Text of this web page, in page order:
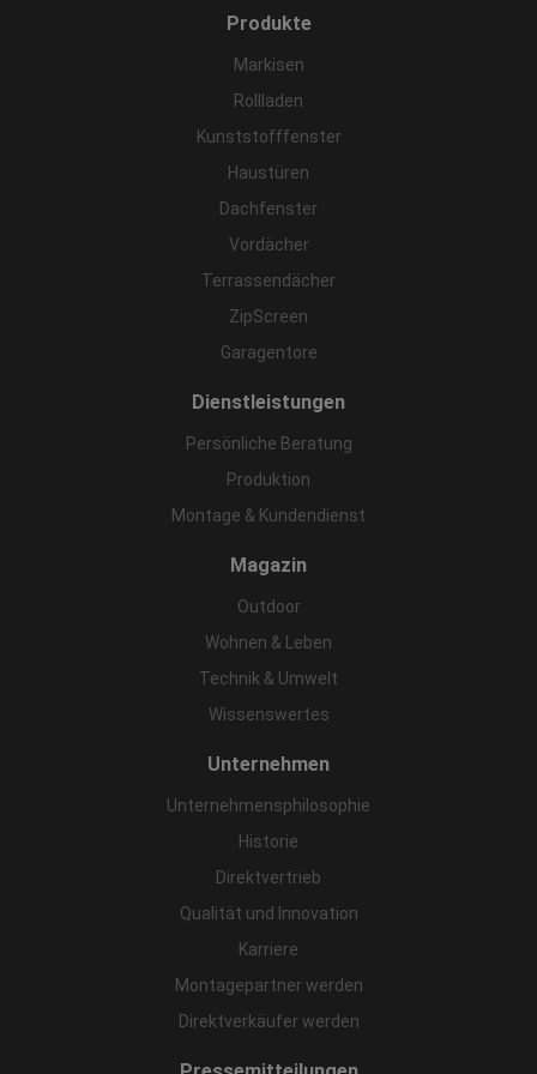
Produkte
Markisen
Rollladen
Kunststofffenster
Haustüren
Dachfenster
Vordächer
Terrassendächer
ZipScreen
Garagentore
Dienstleistungen
Persönliche Beratung
Produktion
Montage & Kundendienst
Magazin
Outdoor
Wohnen & Leben
Technik & Umwelt
Wissenswertes
Unternehmen
Unternehmensphilosophie
Historie
Direktvertrieb
Qualität und Innovation
Karriere
Montagepartner werden
Direktverkäufer werden